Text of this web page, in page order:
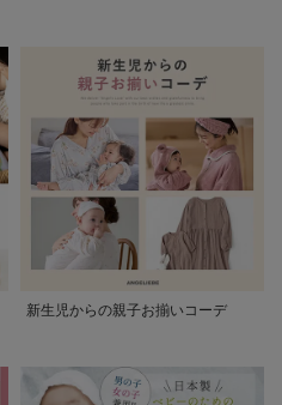
新生児からの親子お揃いコーデ